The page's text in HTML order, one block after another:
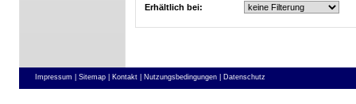
Erhältlich bei:
Impressum | Sitemap | Kontakt | Nutzungsbedingungen | Datenschutz